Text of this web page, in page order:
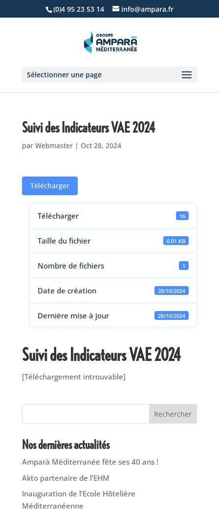
(0)4 95 23 53 14 info@ampara.fr
Sélectionner une page
Suivi des Indicateurs VAE 2024
par Webmaster| Oct 28, 2024
Télécharger
Télécharger 16
Taille du fichier 0.01 KB
Nombre de fichiers 1
Date de création 28/10/2024
Dernière mise à jour 28/10/2024
Suivi des Indicateurs VAE 2024
[Téléchargement introuvable]
Rechercher
Nos dernières actualités
Amparà Méditerranée fête ses 40 ans !
Akto partenaire de l’EHM
Inauguration de l’Ecole Hôtelière
Méditerranéenne